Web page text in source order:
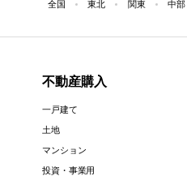
全国 東北 関東 中部
不動産購入
一戸建て
土地
マンション
投資・事業用